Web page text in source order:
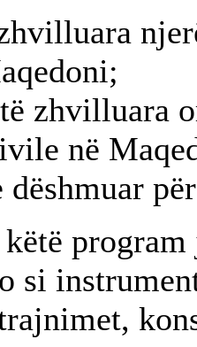
zhvilluara
në
dëshmuar
program
si